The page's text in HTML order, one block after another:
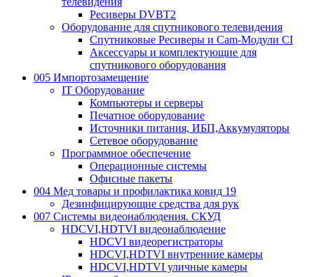
Ресиверы DVBT2
Оборудование для спутникового телевидения
Спутниковые Ресиверы и Cam-Модули CI
Аксессуары и комплектующие для
спутникового оборудования
005 Импортозамещение
IT Оборудование
Компьютеры и серверы
Печатное оборудование
Источники питания, ИБП,Аккумуляторы
Сетевое оборудование
Программное обеспечение
Операционные системы
Офисные пакеты
004 Мед товары и профилактика ковид 19
Дезинфицирующие средства для рук
007 Системы видеонаблюдения. СКУД
HDCVI,HDTVI видеонаблюдение
HDCVI видеорегистраторы
HDCVI,HDTVI внутренние камеры
HDCVI,HDTVI уличные камеры